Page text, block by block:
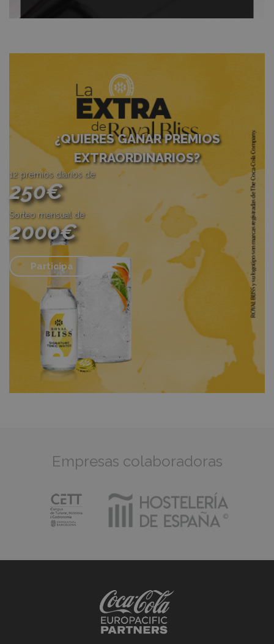
¿QUIERES GANAR PREMIOS
EXTRAORDINARIOS?
12 premios diarios de
250€
Sorteo mensual de
2000€
Participa
Empresas colaboradoras